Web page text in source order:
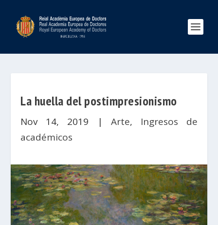
La huella del postimpresionismo
Nov 14, 2019 | Arte, Ingresos de
académicos